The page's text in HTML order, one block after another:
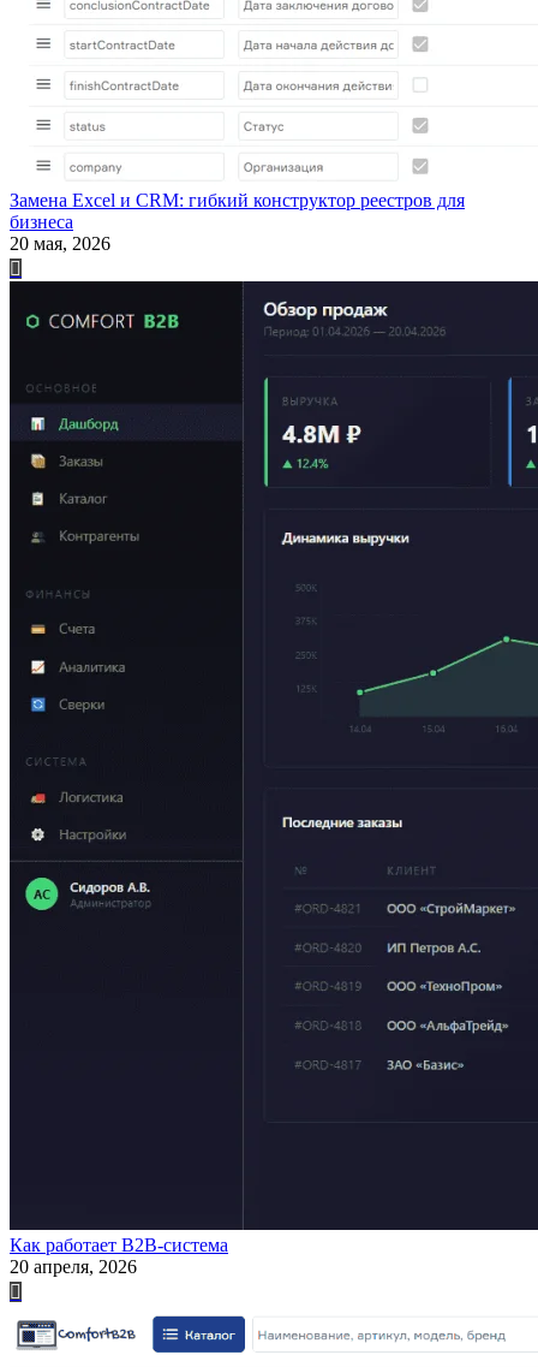
Замена Excel и CRM: гибкий конструктор реестров для
бизнеса
20 мая, 2026
Как работает B2B-система
20 апреля, 2026